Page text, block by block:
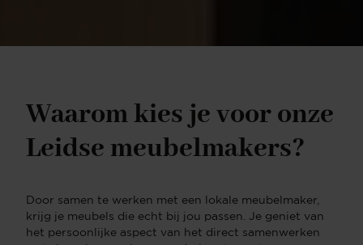
Waarom kies je voor onze
Leidse meubelmakers?
Door samen te werken met een lokale meubelmaker,
krijg je meubels die echt bij jou passen. Je geniet van
het persoonlijke aspect van het direct samenwerken